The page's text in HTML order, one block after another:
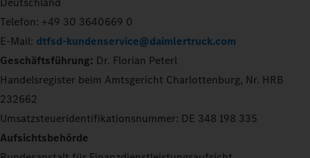
Telefon: +49 30 3640669 0
E-Mail: dtfsd-kundenservice@daimlertruck.com
Geschäftsführung: Dr. Florian Peterl
Handelsregister beim Amtsgericht Charlottenburg, Nr. HRB
232662
Umsatzsteueridentifikationsnummer: DE 348 198 335
Aufsichtsbehörde